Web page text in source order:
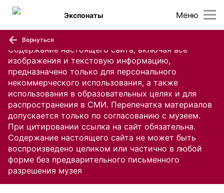
Содержание настоящего сайта, включая все
изображения и текстовую информацию,
предназначено только для персонального
некоммерческого использования, а также
использования в образовательных целях и для
распространения в СМИ. Перепечатка материалов
допускается только по согласованию с музеем.
При цитировании ссылка на сайт обязательна.
Содержание настоящего сайта не может быть
воспроизведено целиком или частично в любой
форме без предварительного письменного
разрешения музея
Меню
Экспонаты
Вернуться